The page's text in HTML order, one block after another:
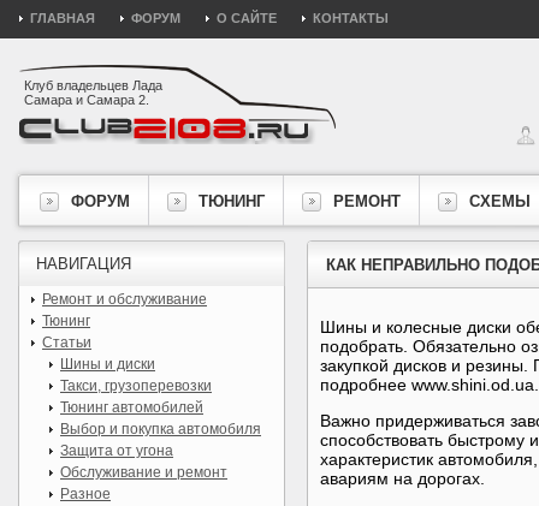
ГЛАВНАЯ ФОРУМ О САЙТЕ КОНТАКТЫ
Клуб владельцев Лада
Самара и Самара 2.
ФОРУМ ТЮНИНГ РЕМОНТ СХЕМЫ
КАК НЕПРАВИЛЬНО
Шины и колесные диски
подобрать. Обязательно
закупкой дисков и
подробнее
Важно придерживаться
способствовать быстрому
характеристик
авариям на дорогах.
НАВИГАЦИЯ
Ремонт и обслуживание
Тюнинг
Статьи
Шины и диски
Такси, грузоперевозки
Тюнинг автомобилей
Выбор и покупка автомобиля
Защита от угона
Обслуживание и ремонт
Разное